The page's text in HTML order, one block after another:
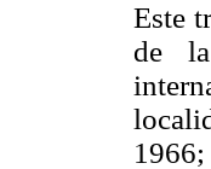
Este
de